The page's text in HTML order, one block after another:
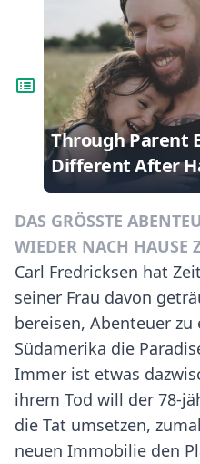
DAS GRÖSSTE
IEDER NACH HAUSE
Carl Fredricksen hat
seiner Frau davon
bereisen, Abenteuer
Südamerika die
Immer ist etwas
ihrem Tod will der 78-
die Tat umsetzen,
neuen Immobilie den
Through Parent
Different After